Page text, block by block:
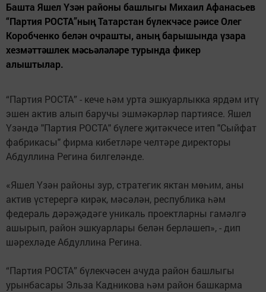
Башта Яшел Үзән районы башлыгы Михаил Афанасьев
“Партия РОСТА”ның Татарстан бүлекчәсе рәисе Олег
Коробченко белән очрашты, аның барышында үзара
хезмәттәшлек мәсьәләләре турында фикер
алыштылар.
“Партия РОСТА” - кече һәм урта эшкуарлыкка ярдәм итү
эшен актив алып баручы эшмәкәрләр партиясе. Яшел
Үзәндә "Партия РОСТА" бүлеге җитәкчесе итеп "Сыйфат
фабрикасы" фирма кибетләре челтәре директоры
Абдуллина Регина билгеләнде.
«Яшел Үзән районы зур, стратегик яктан мөһим, аны
актив үстерергә кирәк, мәсәлән, республика һәм
федераль дәрәҗәдәге уникаль проектларны гамәлгә
ашырып, район эшкуарлары белән берләшеп», - дип
шәрехләде Абдуллина Регина.
“Партия РОСТА” бүлекчәсен ачуда район башлыгы
урынбасары Эльза Кадникова һәм район башкарма